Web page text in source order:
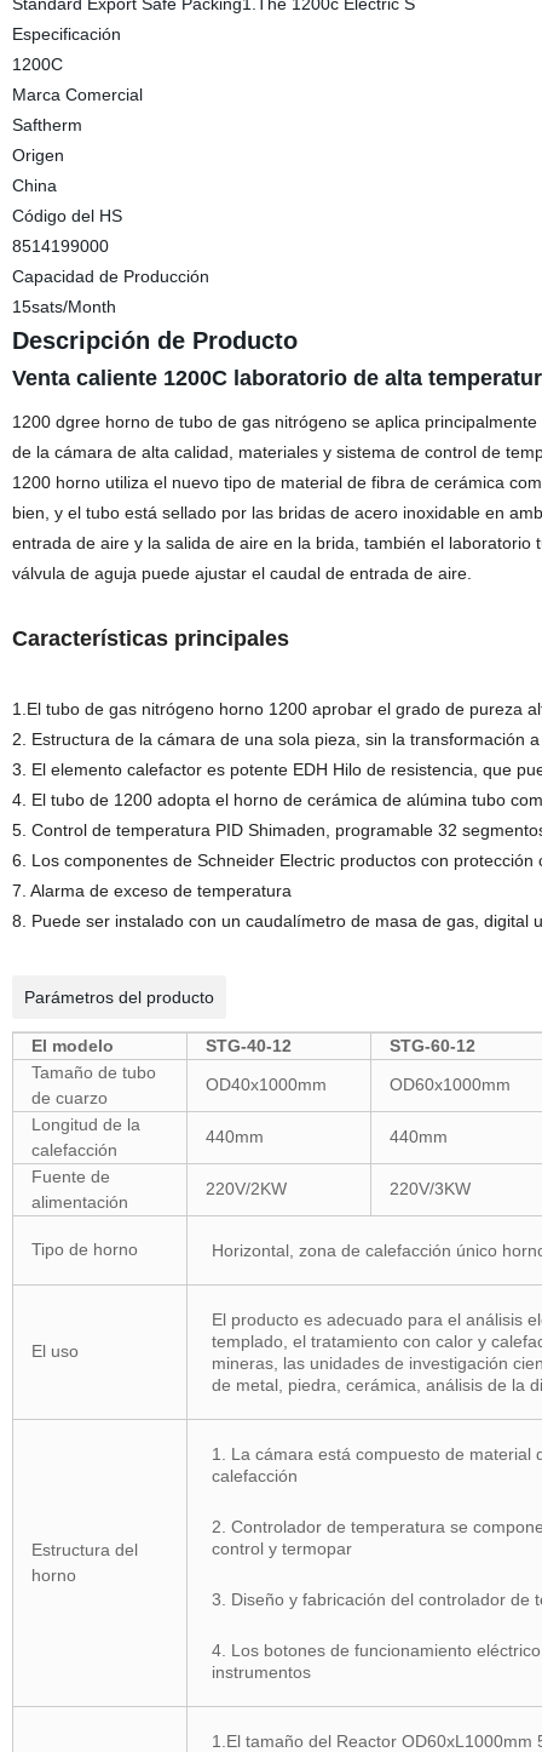
Especificación
1200C
Marca Comercial
Saftherm
Origen
China
Código del HS
8514199000
Capacidad de Producción
15sats/Month
Descripción de Producto
Venta caliente 1200C laboratorio de alta
1200 dgree horno de tubo de gas nitrógeno se aplica
de la cámara de alta calidad, materiales y sistema de control de
1200 horno utiliza el nuevo tipo de material de fibra de cerámica
bien, y el tubo está sellado por las bridas de acero inoxidable en
entrada de aire y la salida de aire en la brida, también el
válvula de aguja puede ajustar el caudal de entrada de aire.
Características principales
1.El tubo de gas nitrógeno horno 1200 aprobar el grado de pureza
2. Estructura de la cámara de una sola pieza, sin la transformación
3. El elemento calefactor es potente EDH Hilo de resistencia, que
4. El tubo de 1200 adopta el horno de cerámica de alúmina tubo
5. Control de temperatura PID Shimaden, programable 32
6. Los componentes de Schneider Electric productos con
7. Alarma de exceso de temperatura
8. Puede ser instalado con un caudalímetro de masa de gas, digital
Parámetros del producto
El modelo STG-40-12
STG-60-12
Tamaño de tubo
de cuarzo
OD40x1000mm OD60x1000mm
Longitud de la
calefacción
440mm 440mm
Fuente de
alimentación
220V/2KW 220V/3KW
Tipo de horno Horizontal, zona de calefacción único
El uso
El producto es adecuado para el análisis
templado, el tratamiento con calor y
mineras, las unidades de investigación
de metal, piedra, cerámica, análisis de la
Estructura del
horno
1. La cámara está compuesto de material
calefacción
2. Controlador de temperatura se
control y
3. Diseño y fabricación del controlador de
4. Los botones de funcionamiento
instrumentos
1.El tamaño del Reactor OD60xL1000mm